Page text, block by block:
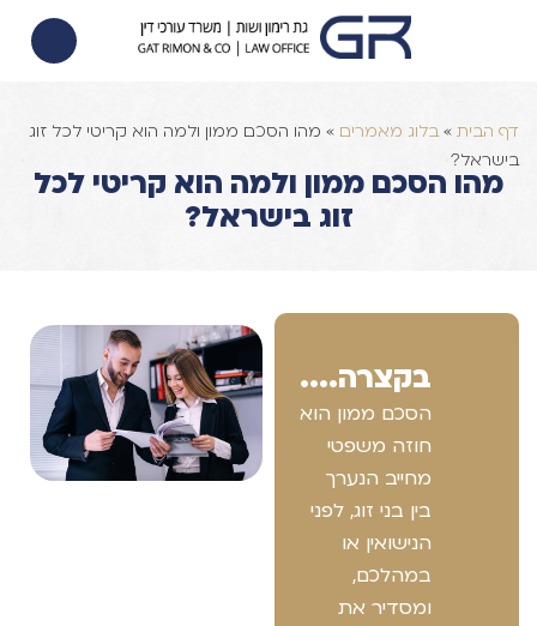
דף הבית »בלוג מאמרים » מהו הסכם ממון ולמה הוא קריטי לכל זוג
בישראל?
מהו הסכם ממון ולמה הוא קריטי לכל
זוג בישראל?
בקצרה....
הסכם ממון הוא
חוזה משפטי
מחייב הנערך
בין בני זוג, לפני
הנישואין או
במהלכם,
ומסדיר את